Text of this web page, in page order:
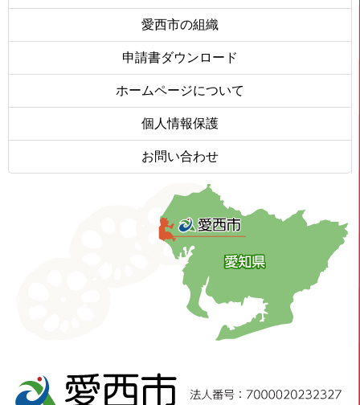
愛西市の組織
申請書ダウンロード
ホームページについて
個人情報保護
お問い合わせ